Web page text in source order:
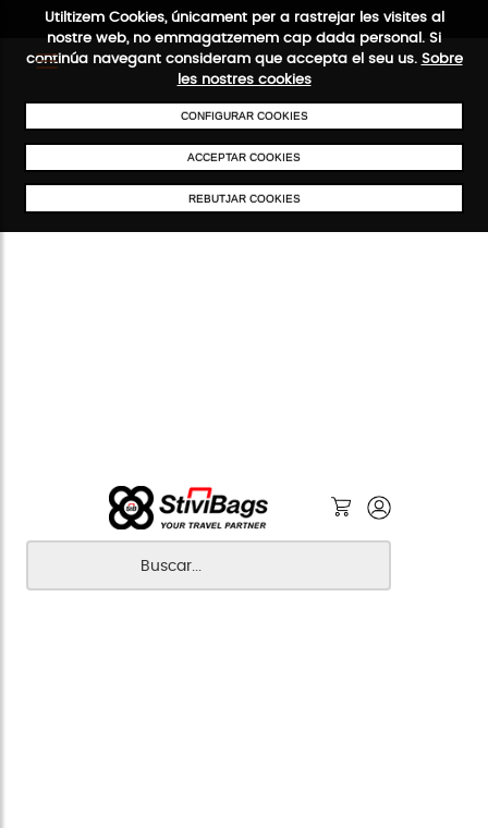
Utiltizem Cookies, únicament per a rastrejar les visites al
nostre web, no emmagatzemem cap dada personal. Si
continúa navegant consideram que accepta el seu us. Sobre
les nostres cookies
CONFIGURAR COOKIES
ACCEPTAR COOKIES
REBUTJAR COOKIES
ENVIAMENTS GRATUÏTS A PARTIR DE 50 €